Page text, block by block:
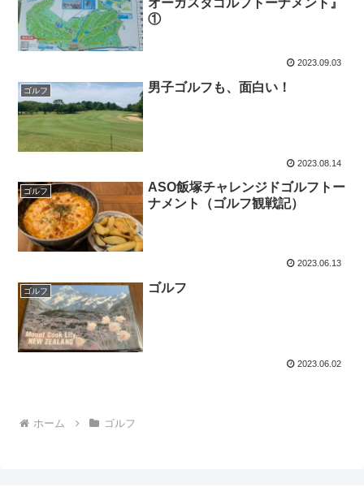
①
2023.09.03
ゴルフ 男子ゴルフも、面白い！
2023.08.14
ゴルフ
ASO飯塚チャレンジドゴルフトー
ナメント（ゴルフ観戦記）
2023.06.13
ゴルフ ゴルフ
2023.06.02
ホーム ゴルフ